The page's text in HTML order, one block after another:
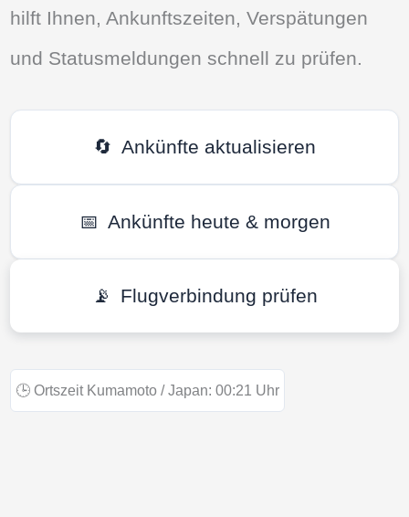
hilft Ihnen, Ankunftszeiten, Verspätungen
und Statusmeldungen schnell zu prüfen.
🔄 Ankünfte aktualisieren
📅 Ankünfte heute & morgen
📡 Flugverbindung prüfen
🕒 Ortszeit Kumamoto / Japan: 00:21 Uhr